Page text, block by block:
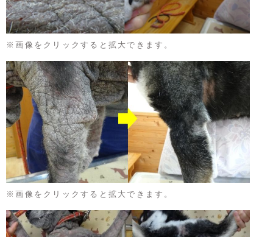
※画像をクリックすると拡大できます。
※画像をクリックすると拡大できます。